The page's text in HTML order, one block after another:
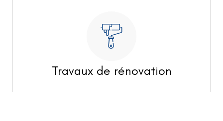
Travaux de rénovation